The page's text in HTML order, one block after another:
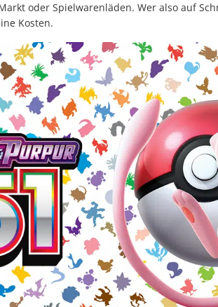
oder Spielwarenläden. Wer also auf
Kosten.